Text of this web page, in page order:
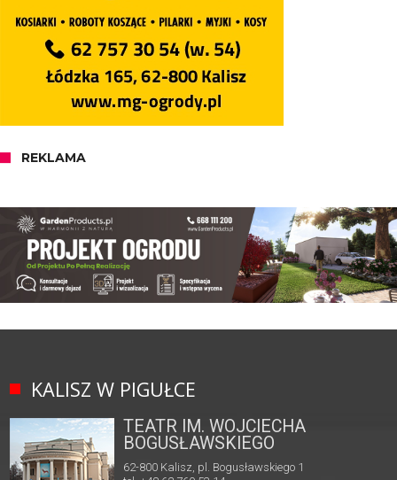
REKLAMA
KALISZ W PIGUŁCE
TEATR IM. WOJCIECHA
BOGUSŁAWSKIEGO
62-800 Kalisz, pl. Bogusławskiego 1